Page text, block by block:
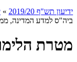
ידיעון תש"ף 2019/20 »
ביה"ס למדע המדינה,
מטרת